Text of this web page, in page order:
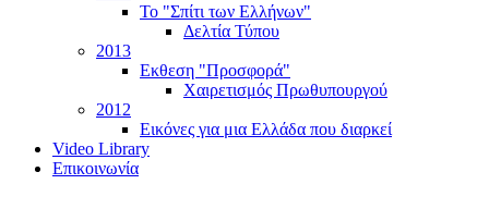
Το "Σπίτι των Ελλήνων"
Δελτία Τύπου
2013
Εκθεση "Προσφορά"
Χαιρετισμός Πρωθυπουργού
2012
Εικόνες για μια Ελλάδα που διαρκεί
Video Library
Επικοινωνία